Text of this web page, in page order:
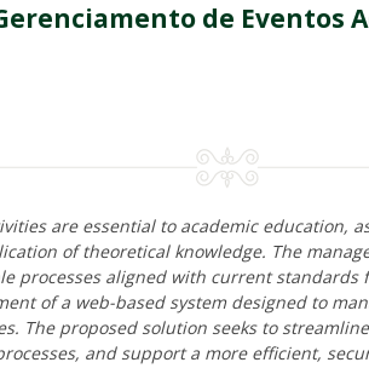
de Eventos
are essential to academic education,
of theoretical knowledge. The
processes aligned with current standards
of a web-based system designed to
The proposed solution seeks to
and support a more efficient,